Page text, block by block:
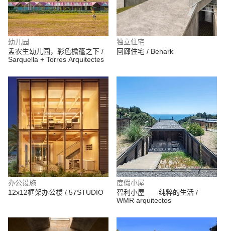
幼儿园
孟农生幼儿园，彩色檐篷之下 /
Sarquella + Torres Arquitectes
独立住宅
回廊住宅 / Behark
办公设施
12x12框架办公楼 / 57STUDIO
度假小屋
智利小屋——纯粹的生活 /
WMR arquitectos